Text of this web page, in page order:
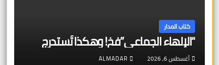
كتاب المدار
“الإلهاء الجماعي”فخ! وهكذا تُستدرج
أغسطس 6, 2026 ALMADAR